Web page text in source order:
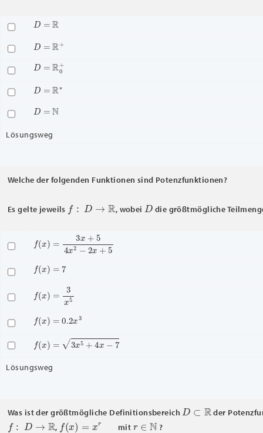
D=
D=
+
D= 0+
D=
∗
D=
Lösungsweg
Welche der folgenden Funktionen sind Potenzfunktionen?
Es gelte jeweils
f: →
, wobei
D
die größtmögliche
f(x = 4x2 −2x
f(x =
f(x = 5
f(x = 0.2 x3
f(x = +4x−7
Lösungsweg
Was ist der größtmögliche Definitionsbereich
D
der
f: →
,
(x = xr
mit
N
?